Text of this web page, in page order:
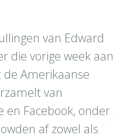
van Edward
die vorige week aan
Amerikaanse
van
en Facebook, onder
af zowel als